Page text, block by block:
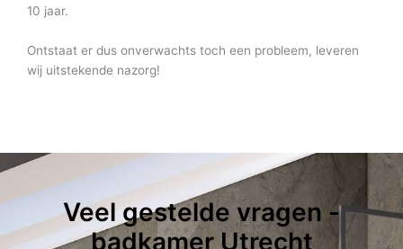
10 jaar.
Ontstaat er dus onverwachts toch een probleem, leveren
wij uitstekende nazorg!
Veel gestelde vragen -
badkamer Utrecht